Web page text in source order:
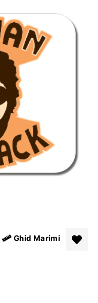
Ghid Marimi